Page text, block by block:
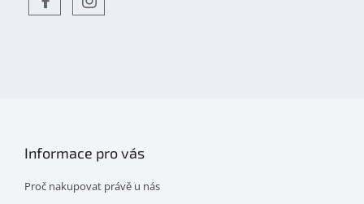
Informace pro vás
Proč nakupovat právě u nás